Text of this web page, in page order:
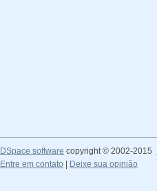
DSpace software copyright © 2002-2015
Entre em contato
Deixe sua opinião